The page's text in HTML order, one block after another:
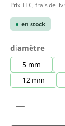
Prix TTC, frais de
en stock
Sélectionnez
diamètre
5 mm
12 mm
Quantité